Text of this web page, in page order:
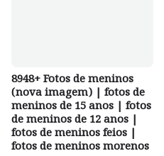
8948+ Fotos de meninos
(nova imagem) | fotos de
meninos de 15 anos | fotos
de meninos de 12 anos |
fotos de meninos feios |
fotos de meninos morenos